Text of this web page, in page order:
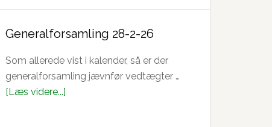
Generalforsamling 28-2-26
Som allerede vist i kalender, så er der
generalforsamling jævnfør vedtægter …
[Læs videre...]